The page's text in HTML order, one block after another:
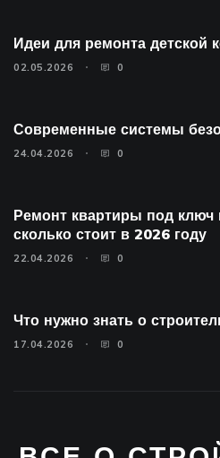
Идеи для ремонта детской
02.05.2026 0
Современные системы
24.04.2026 0
Ремонт квартиры под ключ
сколько стоит в 2026 году
22.04.2026 0
Что нужно знать о
17.04.2026 0